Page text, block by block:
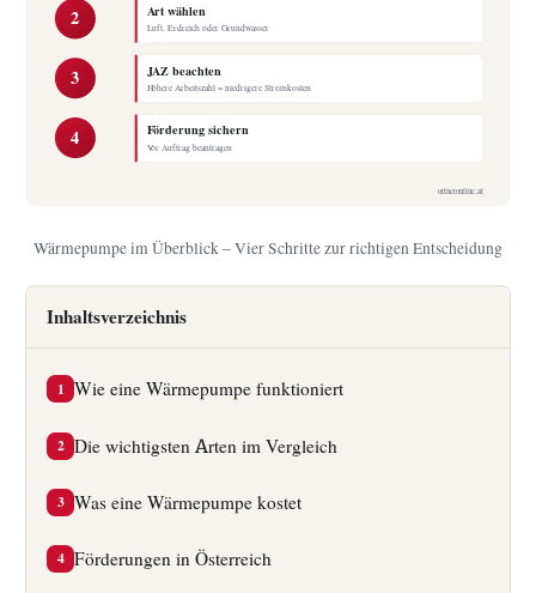
2 Art wählen
Luft, Erdreich oder Grundwasser
3 JAZ beachten
Höhere Arbeitszahl = niedrigere Stromkosten
4 Förderung sichern
Vor Auftrag beantragen
ortneronline.at
Wärmepumpe im Überblick – Vier Schritte zur richtigen Entscheidung
Inhaltsverzeichnis
1 Wie eine Wärmepumpe funktioniert
2 Die wichtigsten Arten im Vergleich
3 Was eine Wärmepumpe kostet
4 Förderungen in Österreich